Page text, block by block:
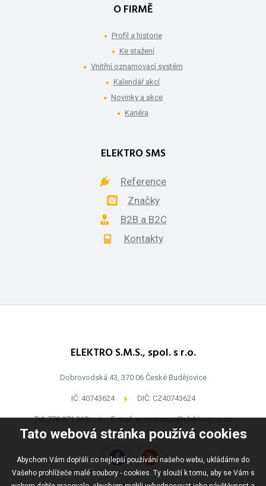
Tato webová stránka používá cookies
Abychom Vám dopřáli co nejlepší používání našeho webu, ukládáme do
Vašeho prohlížeče malé soubory - cookies. Ty slouží k tomu, aby se Vám s
O FIRMĚ
Profil a historie
Ke stažení
Vnitřní oznamovací systém
Kalendář akcí
Novinky a akce
Kariéra
ELEKTRO SMS
Reference
Značky
B2B a B2C
Kontakty
ELEKTRO S.M.S., spol. s r.o.
Dobrovodská 43, 370 06 České Budějovice
IČ: 40743624 - DIČ: CZ40743624
Tel:778 971 369 - E-mail:ecommerce@elektrosms.cz